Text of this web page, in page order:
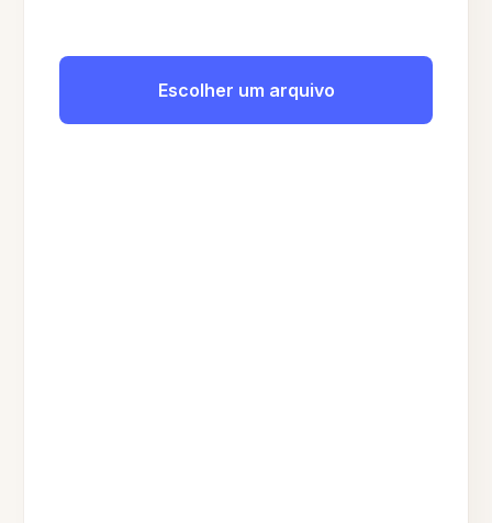
Escolher um arquivo